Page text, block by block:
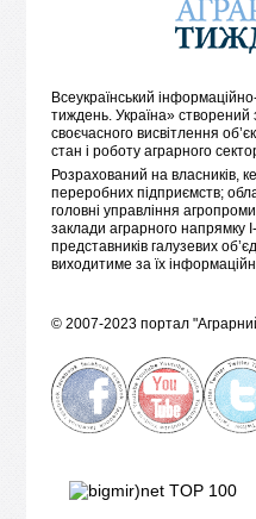
Всеукраїнський
тиждень. Україна» створений
своєчасного висвітлення
стан і роботу аграрного
Розрахований на власників,
переробних підприємств;
головні управління
заклади аграрного напрямку
представників галузевих
виходитиме за їх
© 2007-2023 портал